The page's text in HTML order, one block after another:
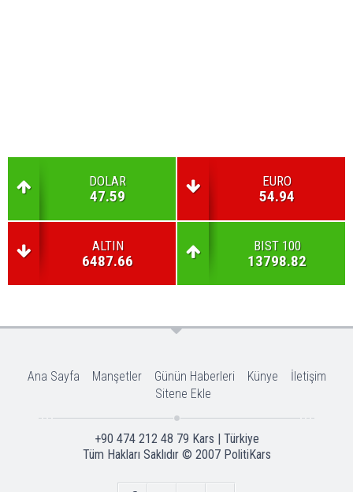
DOLAR
47.59
EURO
54.94
ALTIN
6487.66
BIST 100
13798.82
Ana Sayfa Manşetler Günün Haberleri Künye
İletişim
Sitene Ekle
+90 474 212 48 79 Kars | Türkiye
Tüm Hakları Saklıdır © 2007 PolitiKars